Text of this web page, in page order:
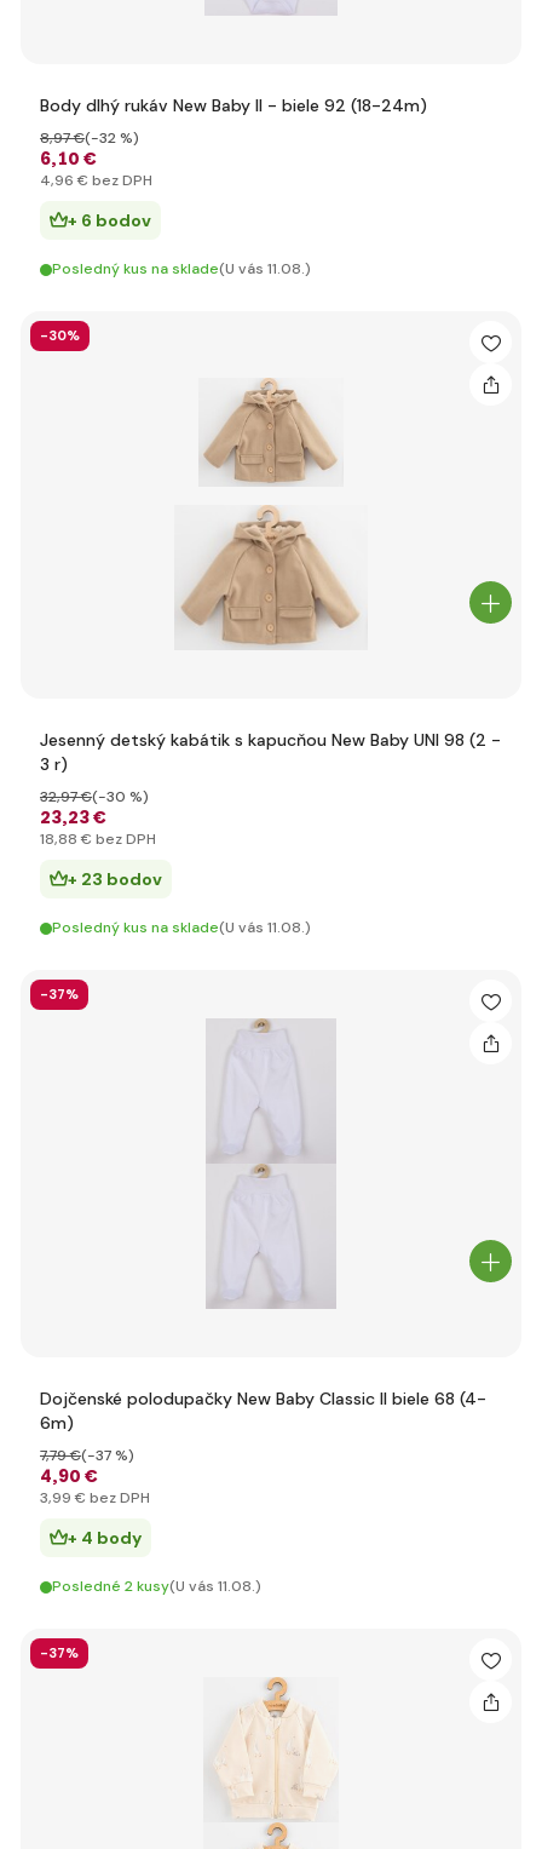
Body dlhý rukáv New Baby II - biele 92 (18-24m)
6,10 €
8,97 €(-32 %)
4,96 € bez DPH
+ 6 bodov
Posledný kus na sklade(U vás 11.08.)
-30%
Jesenný detský kabátik s kapucňou New Baby UNI 98 (2 -
3 r)
23,23 €
32,97 €(-30 %)
18,88 € bez DPH
+ 23 bodov
Posledný kus na sklade(U vás 11.08.)
-37%
Dojčenské polodupačky New Baby Classic II biele 68 (4-
6m)
4,90 €
7,79 €(-37 %)
3,99 € bez DPH
+ 4 body
Posledné 2 kusy(U vás 11.08.)
-37%